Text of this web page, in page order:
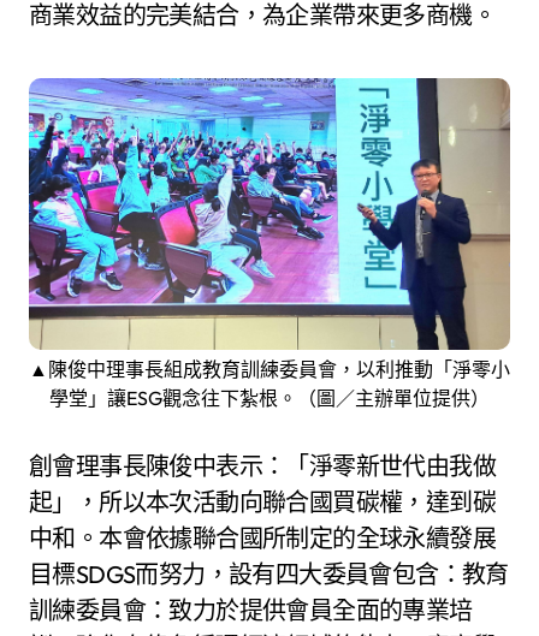
商業效益的完美結合，為企業帶來更多商機。
▲陳俊中理事長組成教育訓練委員會，以利推動「淨零小
學堂」讓ESG觀念往下紮根。（圖／主辦單位提供）
創會理事長陳俊中表示：「淨零新世代由我做
起」，所以本次活動向聯合國買碳權，達到碳
中和。本會依據聯合國所制定的全球永續發展
目標SDGS而努力，設有四大委員會包含：教育
訓練委員會：致力於提供會員全面的專業培